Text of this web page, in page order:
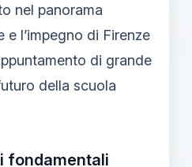
nel panorama
l’impegno di Firenze
di grande
della scuola
fondamentali